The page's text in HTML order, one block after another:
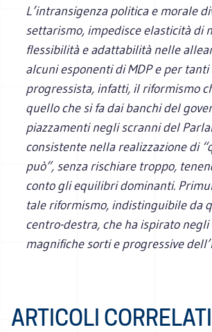
L’intransigenza politica e morale
settarismo, impedisce elasticità di
flessibilità e adattabilità nelle
alcuni esponenti di MDP e per tanti
progressista, infatti, il riformismo
quello che si fa dai banchi del
piazzamenti negli scranni del
consistente nella realizzazione di
può”, senza rischiare troppo,
conto gli equilibri dominanti.
tale riformismo, indistinguibile da
centro-destra, che ha ispirato
magnifiche sorti e progressive
ARTICOLI CORRELATI